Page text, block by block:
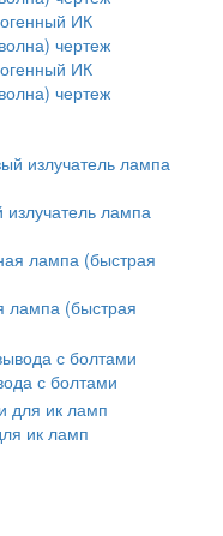
лампа
лампа (быстрая
с болтами
ик ламп